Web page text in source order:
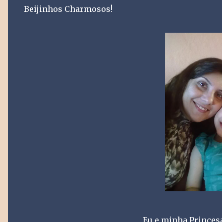
Beijinhos Charmosos!
Eu e minha